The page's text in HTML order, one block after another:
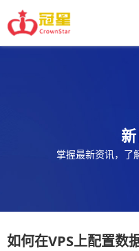
掌握最新资讯，了
如何在VPS上配置数